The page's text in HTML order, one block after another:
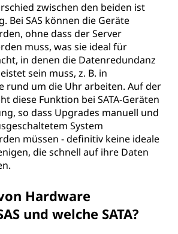
zwischen den beiden ist
Bei SAS können die Geräte
ohne dass der Server
muss, was sie ideal für
in denen die Datenredundanz
sein muss, z. B. in
rund um die Uhr arbeiten. Auf der
diese Funktion bei SATA-Geräten
so dass Upgrades manuell und
System
müssen - definitiv keine ideale
die schnell auf ihre Daten
Hardware
und welche SATA?